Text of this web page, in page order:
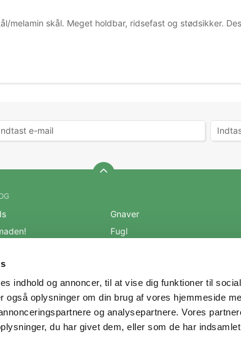
indhold og annoncer, til at vise dig funktioner til
også oplysninger om din brug af vores hjemmeside
og analysepartnere. Vores
du har givet dem, eller som de har
melamin skål. Meget holdbar, ridsefast og stødsikker.
varer
Gnaver
Fugl
Hest
Andre Dyr
Veterinærfoder